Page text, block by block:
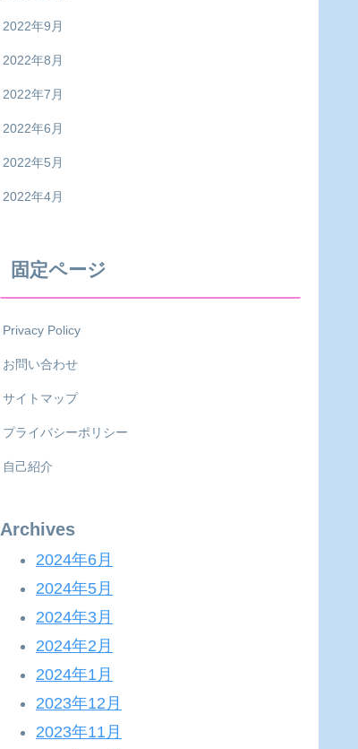
2022年9月
2022年8月
2022年7月
2022年6月
2022年5月
2022年4月
固定ページ
Privacy Policy
お問い合わせ
サイトマップ
プライバシーポリシー
自己紹介
Archives
2024年6月
2024年5月
2024年3月
2024年2月
2024年1月
2023年12月
2023年11月